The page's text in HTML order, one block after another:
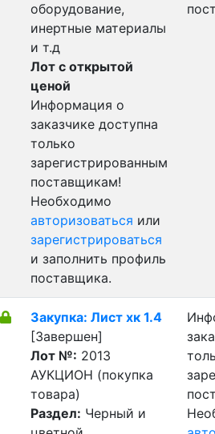
оборудование,
инертные материалы
и т.д
Лот с открытой
ценой
Информация о
заказчике доступна
только
зарегистрированным
поставщикам!
Необходимо
авторизоваться или
зарегистрироваться
и заполнить профиль
поставщика.
Закупка: Лист хк 1.4
[Завершен]
Лот №: 2013
АУКЦИОН (покупка
товара)
Раздел: Черный и